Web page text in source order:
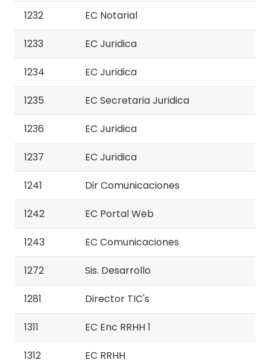
1232 EC Notarial
1233 EC Juridica
1234 EC Juridica
1235 EC Secretaria Juridica
1236 EC Juridica
1237 EC Juridica
1241 Dir Comunicaciones
1242 EC Portal Web
1243 EC Comunicaciones
1272 Sis. Desarrollo
1281 Director TIC's
1311 EC Enc RRHH 1
1312 EC RRHH